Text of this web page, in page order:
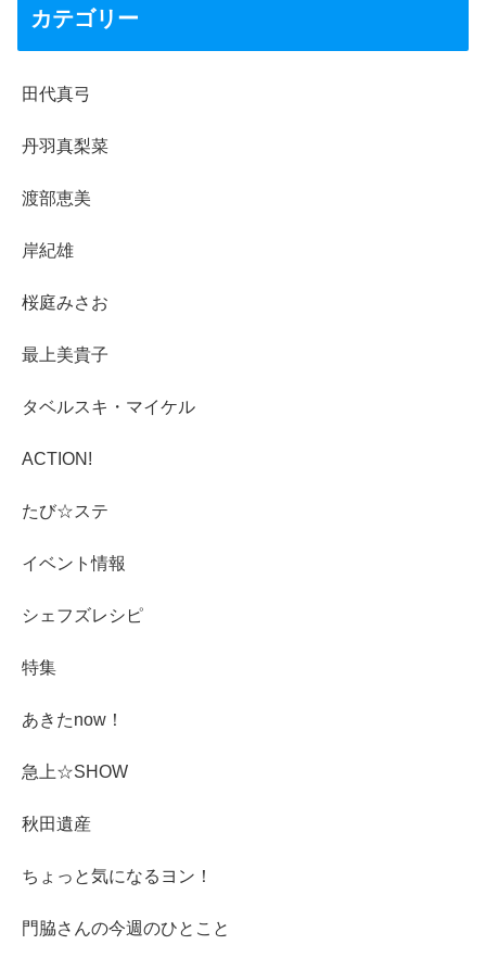
カテゴリー
田代真弓
丹羽真梨菜
渡部恵美
岸紀雄
桜庭みさお
最上美貴子
タベルスキ・マイケル
ACTION!
たび☆ステ
イベント情報
シェフズレシピ
特集
あきたnow！
急上☆SHOW
秋田遺産
ちょっと気になるヨン！
門脇さんの今週のひとこと